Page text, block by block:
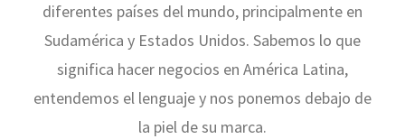
diferentes países del mundo, principalmente en
Sudamérica y Estados Unidos. Sabemos lo que
significa hacer negocios en América Latina,
entendemos el lenguaje y nos ponemos debajo de
la piel de su marca.